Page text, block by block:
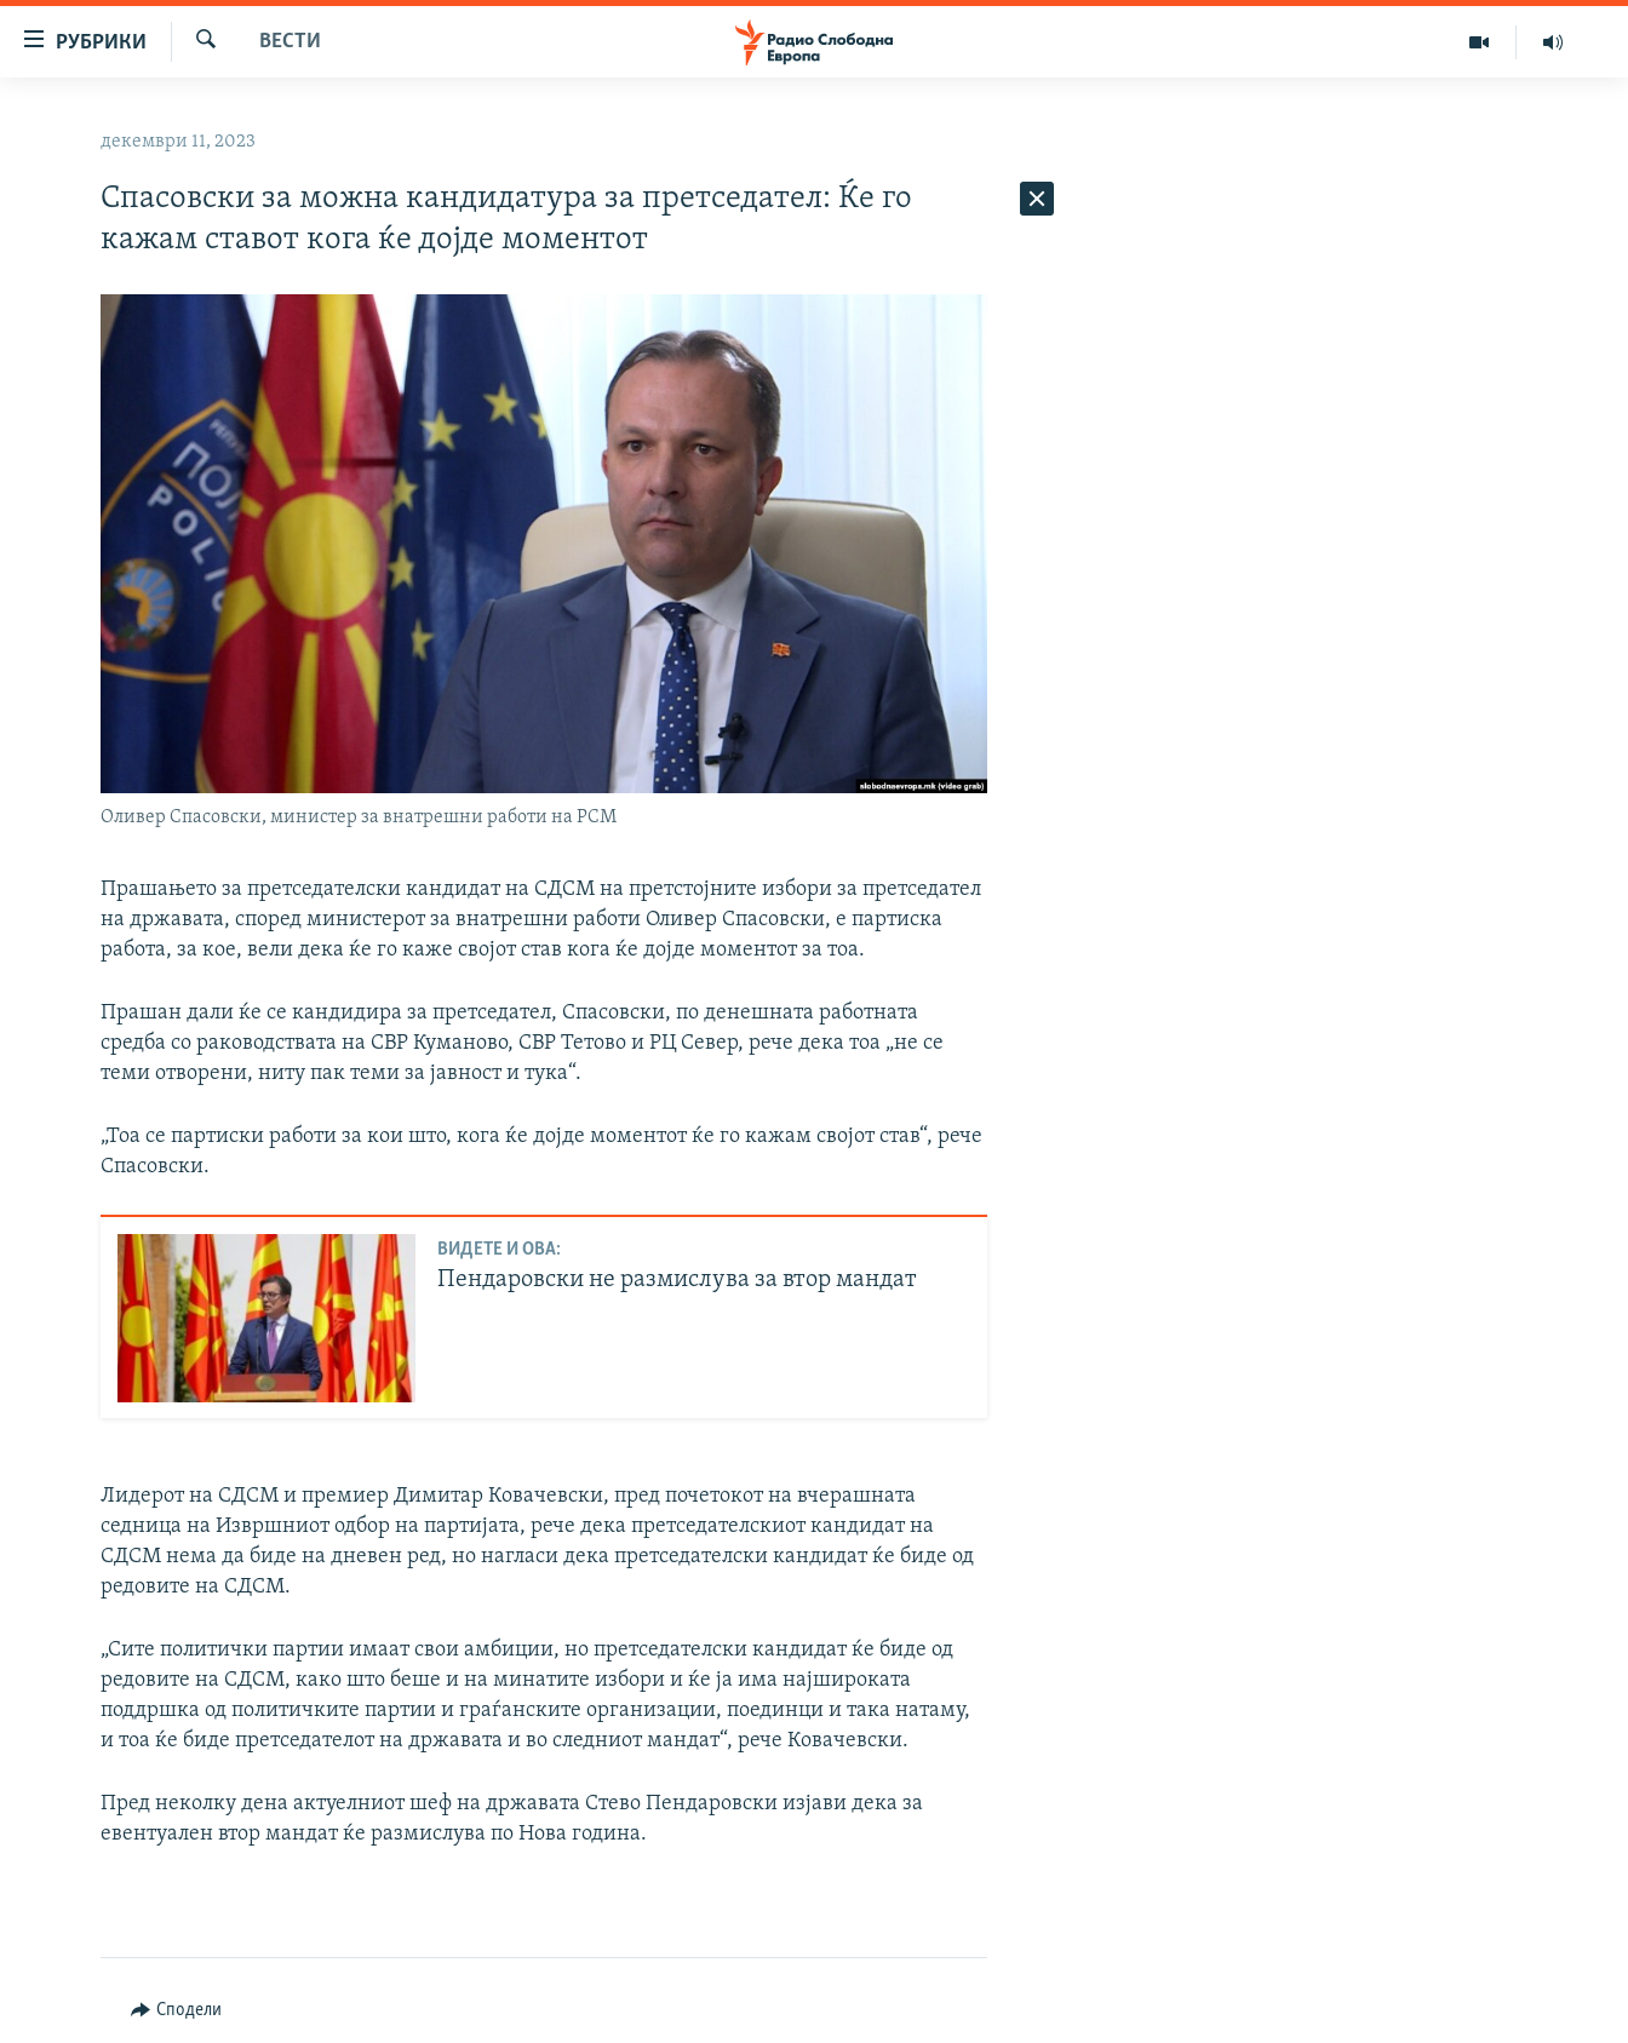
содржината
пребарување
РУБРИКИ
ВИЗУЕЛНО
ПРИЈАВИ СЕ ЗА ЊУЗЛЕТЕР
ПОДКАСТ ЗОШТО?
ВЕСТИ
декември 11, 2023
Спасовски за можна кандидатура за претседател: Ќе го
кажам ставот кога ќе дојде моментот
Оливер Спасовски, министер за внатрешни работи на РСМ
Прашањето за претседателски кандидат на СДСМ на претстојните избори за претседател
на државата, според министерот за внатрешни работи Оливер Спасовски, е партиска
работа, за кое, вели дека ќе го каже својот став кога ќе дојде моментот за тоа.
Прашан дали ќе се кандидира за претседател, Спасовски, по денешната работната
средба со раководствата на СВР Куманово, СВР Тетово и РЦ Север, рече дека тоа „не се
теми отворени, ниту пак теми за јавност и тука“.
„Тоа се партиски работи за кои што, кога ќе дојде моментот ќе го кажам својот став“, рече
Спасовски.
ВИДЕТЕ И ОВА:
Пендаровски не размислува за втор мандат
Лидерот на СДСМ и премиер Димитар Ковачевски, пред почетокот на вчерашната
седница на Извршниот одбор на партијата, рече дека претседателскиот кандидат на
СДСМ нема да биде на дневен ред, но нагласи дека претседателски кандидат ќе биде од
редовите на СДСМ.
„Сите политички партии имаат свои амбиции, но претседателски кандидат ќе биде од
редовите на СДСМ, како што беше и на минатите избори и ќе ја има најшироката
поддршка од политичките партии и граѓанските организации, поединци и така натаму,
и тоа ќе биде претседателот на државата и во следниот мандат“, рече Ковачевски.
Пред неколку дена актуелниот шеф на државата Стево Пендаровски изјави дека за
евентуален втор мандат ќе размислува по Нова година.
Сподели